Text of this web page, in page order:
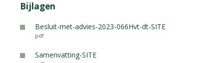
Bijlagen
Besluit-met-advies-2023-066Hvt-dt-SITE
pdf
Samenvatting-SITE